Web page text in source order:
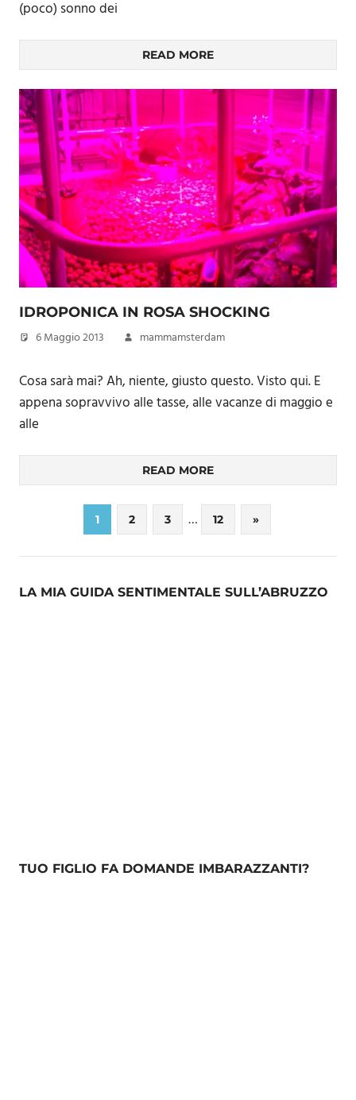
(poco) sonno dei
READ MORE
IDROPONICA IN ROSA SHOCKING
6 Maggio 2013 mammamsterdam
Cosa sarà mai? Ah, niente, giusto questo. Visto qui. E
appena sopravvivo alle tasse, alle vacanze di maggio e
alle
READ MORE
Paginazione
degli
articoli
1 2 3 … 12
Next
Posts
»
LA MIA GUIDA SENTIMENTALE SULL’ABRUZZO
TUO FIGLIO FA DOMANDE IMBARAZZANTI?